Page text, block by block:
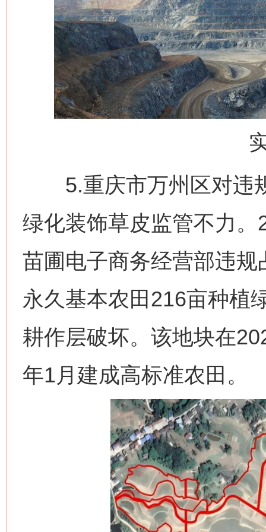
5.重庆市万州区对违
绿化装饰草皮监管不力
苗圃电子商务经营部违
永久基本农田216亩种植
耕作层破坏。该地块在
年1月建成高标准农田。